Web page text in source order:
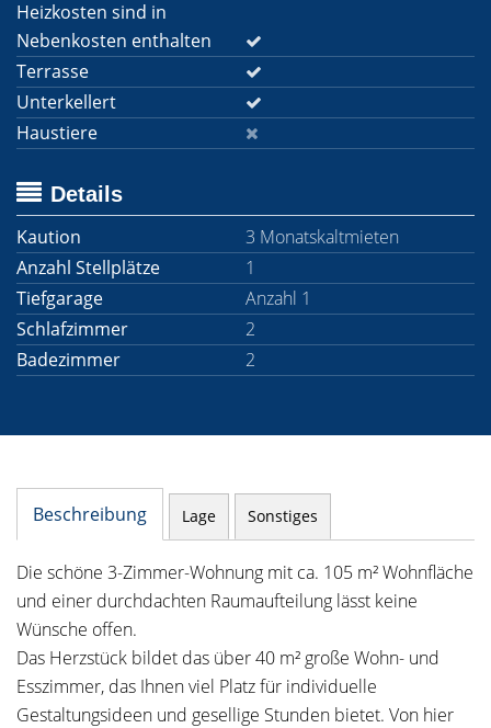
Heizkosten sind in
Nebenkosten enthalten
Terrasse
Unterkellert
Haustiere
Details
Kaution
3 Monatskaltmieten
Anzahl Stellplätze
1
Tiefgarage
Anzahl 1
Schlafzimmer
2
Badezimmer
2
Beschreibung Lage Sonstiges
Die schöne 3-Zimmer-Wohnung mit ca. 105 m² Wohnfläche
und einer durchdachten Raumaufteilung lässt keine
Wünsche offen.
Das Herzstück bildet das über 40 m² große Wohn- und
Esszimmer, das Ihnen viel Platz für individuelle
Gestaltungsideen und gesellige Stunden bietet. Von hier